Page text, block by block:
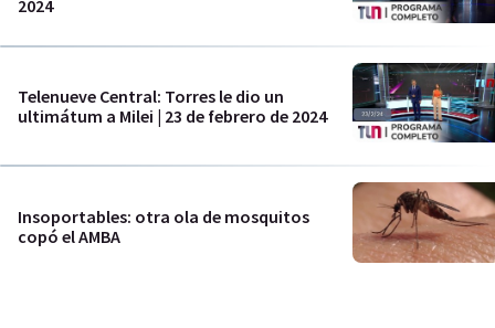
2024
Telenueve Central: Torres le dio un
ultimátum a Milei | 23 de febrero de 2024
Insoportables: otra ola de mosquitos
copó el AMBA